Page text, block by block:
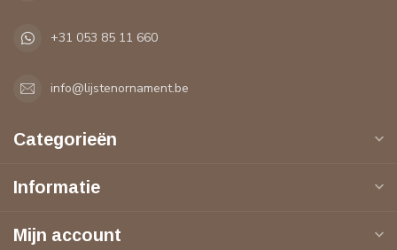
+31 053 85 11 660
info@lijstenornament.be
Categorieën
Informatie
Mijn account